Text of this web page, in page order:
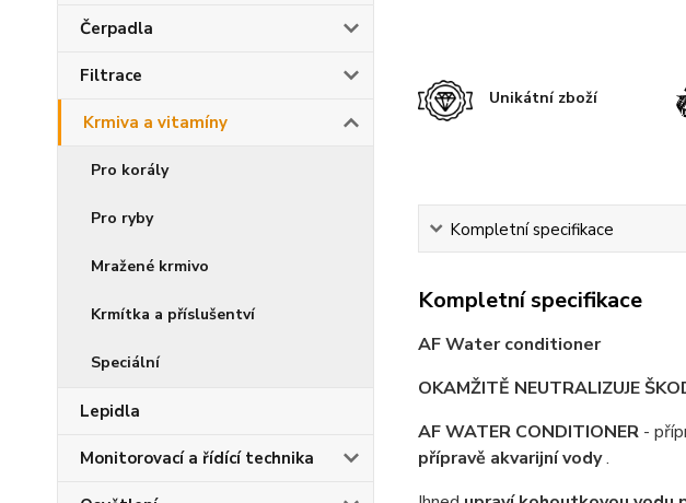
Čerpadla
Filtrace
Krmiva a vitamíny
Pro korály
Pro ryby
Mražené krmivo
Krmítka a příslušentví
Speciální
Lepidla
Monitorovací a řídící technika
Unikátní zboží
Kompletní specifikace
Kompletní specifikace
AF Water conditioner
OKAMŽITĚ NEUTRALIZUJE
AF WATER CONDITIONER -
přípravě akvarijní vody.